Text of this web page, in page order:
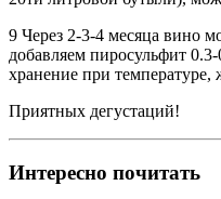
9 Через 2-3-4 месяца вино
добавляем пиросульфит
хранение при температуре,
Приятных дегустаций!
Интересно почитать